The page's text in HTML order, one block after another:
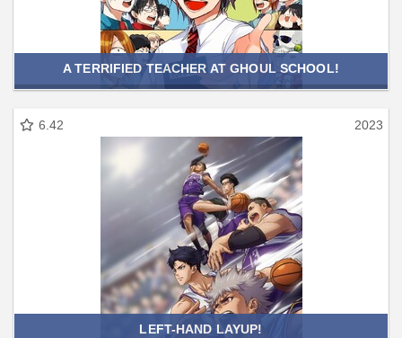
A TERRIFIED TEACHER AT GHOUL SCHOOL!
6.42 2023
LEFT-HAND LAYUP!